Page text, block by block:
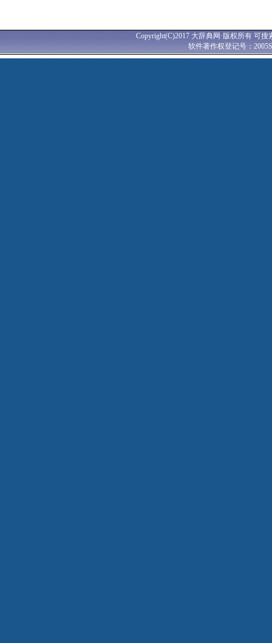
Copyright(C)2017 大辞典网·版权所有 可
软件著作权登记号：